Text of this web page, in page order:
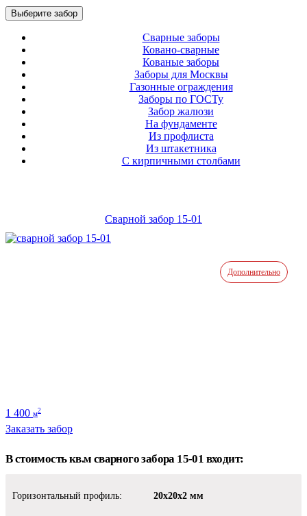
Выберите забор
Сварные заборы
Ковано-сварные
Кованые заборы
Заборы для Москвы
Газонные ограждения
Заборы по ГОСТу
Забор жалюзи
На фундаменте
Из профлиста
Из штакетника
С кирпичными столбами
Сварной забор 15-01
1 400 м2
Заказать забор
В стоимость кв.м сварного забора 15-01 входит:
Горизонтальный профиль: 20х20х2 мм
Дополнительно